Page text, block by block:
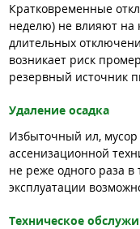
Кратковременные
неделю) не влияют на
длительных
возникает риск
резервный источник
Удаление осадка
Избыточный ил,
ассенизационной
не реже одного раза в
эксплуатации
Техническое